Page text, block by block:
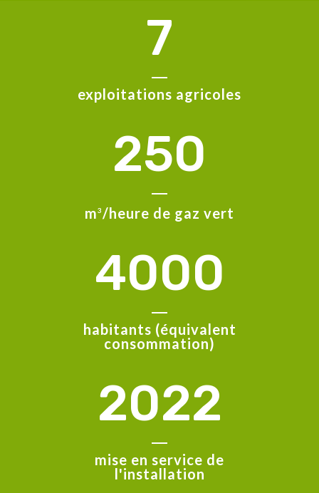
7
exploitations agricoles
250
m3 /heure de gaz vert
4000
habitants (équivalent
consommation)
2022
mise en service de
l'installation